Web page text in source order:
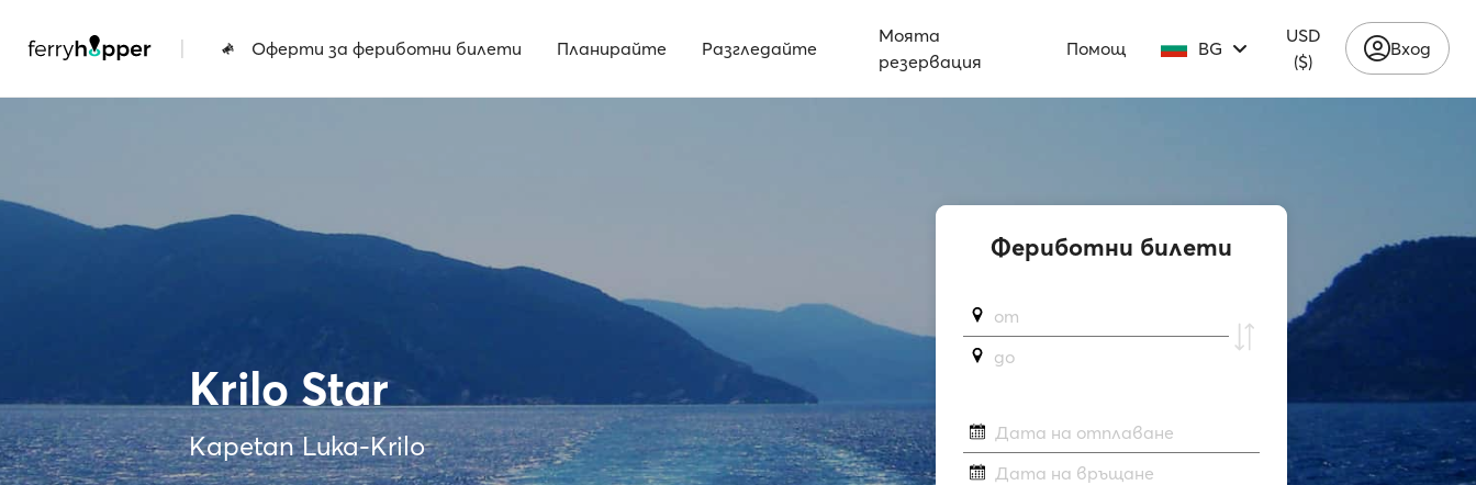
| Оферти за фериботни билети Планирайте Разгледайте
Моята
резервация
Помощ BG
USD
($)
Вход
Krilo Star
Kapetan Luka-Krilo
Фериботни билети
от
до
Дата на отплаване
Дата на връщане